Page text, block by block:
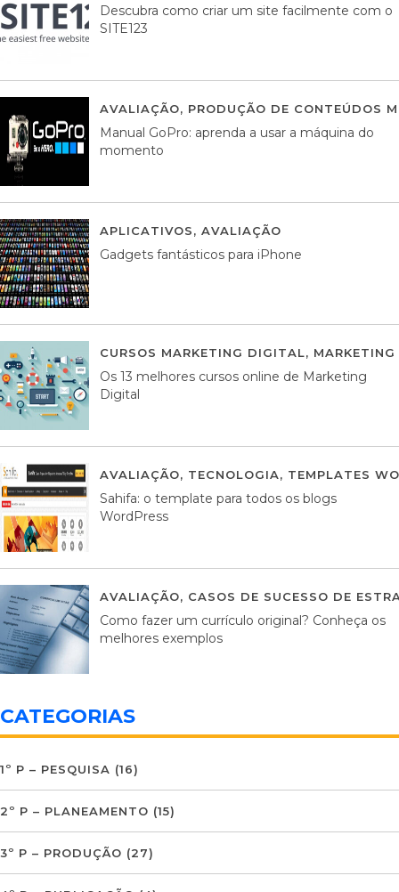
Descubra como criar um site facilmente com o
SITE123
AVALIAÇÃO, PRODUÇÃO DE CONTEÚDOS
Manual GoPro: aprenda a usar a máquina do
momento
APLICATIVOS, AVALIAÇÃO
Gadgets fantásticos para iPhone
CURSOS MARKETING DIGITAL,
Os 13 melhores cursos online de Marketing
Digital
AVALIAÇÃO, TECNOLOGIA, TEMPLATES
Sahifa: o template para todos os blogs
WordPress
AVALIAÇÃO, CASOS DE SUCESSO DE
Como fazer um currículo original? Conheça os
melhores exemplos
CATEGORIAS
1º P – PESQUISA (16)
2º P – PLANEAMENTO (15)
3º P – PRODUÇÃO (27)